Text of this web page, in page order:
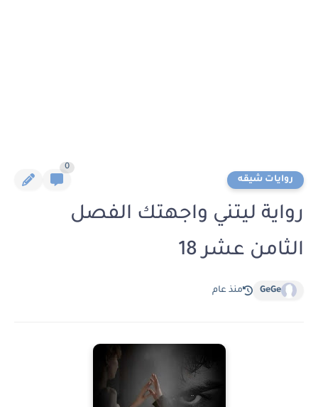
روايات شيقه
0
رواية ليتني واجهتك الفصل
الثامن عشر 18
GeGe منذ عام